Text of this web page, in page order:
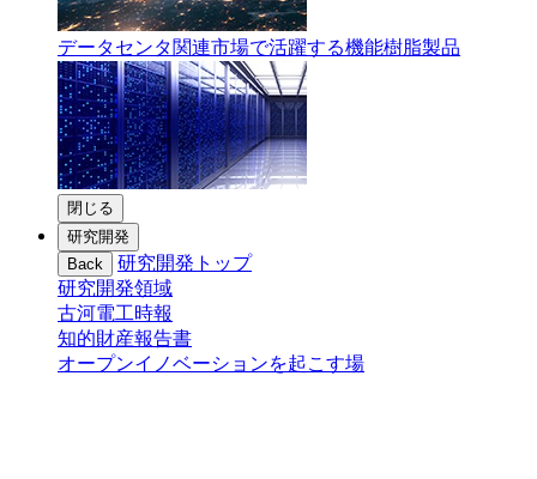
データセンタ関連市場で活躍する機能樹脂製品
閉じる
研究開発
Back
研究開発トップ
研究開発領域
古河電工時報
知的財産報告書
オープンイノベーションを起こす場